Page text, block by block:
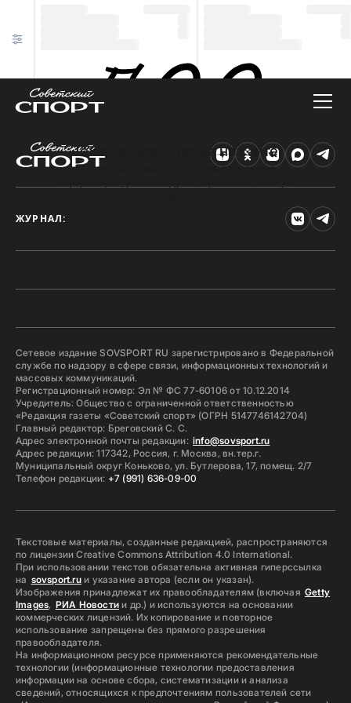
Техническая ошибка на сайте
Произошла ошибка. Чтобы найти нужную
ЖУРНАЛ:
Сетевое издание SOVSPORT RU зарегистрировано в Федеральной
службе по надзору в сфере связи, информационных технологий и
массовых коммуникаций.
Регистрационный номер: Эл № ФС 77-60106 от 10.12.2014
Учредитель: Общество с ограниченной ответственностью
«Редакция газеты «Советский спорт» (ОГРН 5147746142704)
Главный редактор: Бреговский С. С.
Адрес электронной почты редакции: info@sovsport.ru
Адрес редакции: 117342, Россия, г. Москва, вн.тер.г.
Муниципальный округ Коньково, ул. Бутлерова, 17, помещ. 2/7
Телефон редакции: +7 (991) 636-09-00
Текстовые материалы, созданные редакцией, распространяются
по лицензии Creative Commons Attribution 4.0 International.
При использовании текстов обязательна активная гиперссылка
на sovsport.ruи указание автора (если он указан).
Изображения принадлежат их правообладателям (включая Getty
Images, РИА Новостии др.) и используются на основании
коммерческих лицензий. Их копирование и повторное
использование запрещены без прямого разрешения
правообладателя.
На информационном ресурсе применяются рекомендательные
технологии (информационные технологии предоставления
информации на основе сбора, систематизации и анализа
сведений, относящихся к предпочтениям пользователей сети